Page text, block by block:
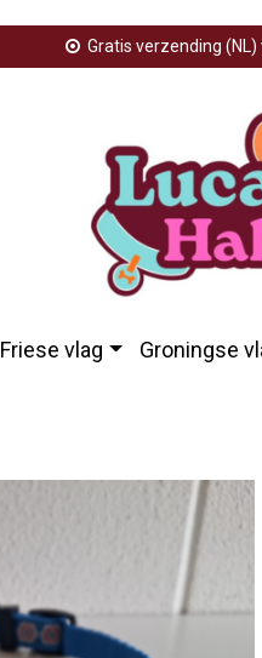
Gratis verzending
Friese vlag Groningse